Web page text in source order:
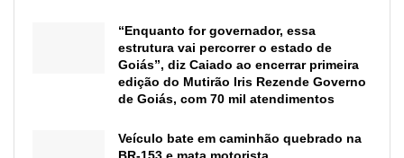
“Enquanto for governador, essa
estrutura vai percorrer o estado de
Goiás”, diz Caiado ao encerrar primeira
edição do Mutirão Iris Rezende Governo
de Goiás, com 70 mil atendimentos
Veículo bate em caminhão quebrado na